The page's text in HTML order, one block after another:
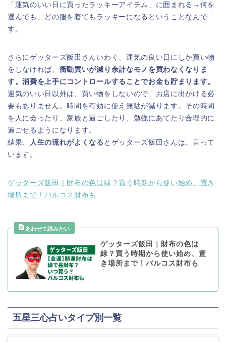
「運気のいい日に買ったラッキーアイテム」に囲まれる→何を
選んでも、どの服を着てもラッキーになるということなんで
す。
さらにゲッターズ飯田さんいわく、運気の良い日にしか買い物
をしなければ、 衝動買いが減り余計なモノを買わなくなりま
す。消費を上手にコントロールすることでお金も貯まります。
運気のいい日以外は、買い物をしないので、お店に出かける必
要もありません。時間を有効に使え無駄が減ります。その時間
を人に会ったり、家族と過ごしたり、勉強にあてたり合理的に
過ごせるようになります。
結果、
人生の流れがよくなる とゲッターズ飯田さんは、言って
います。
ゲッターズ飯田｜財布の色は緑？買う時期から使い始め、置き
場所まで！バルコス財布も
ゲッターズ飯田｜財布の色は
緑？買う時期から使い始め、置
き場所まで！バルコス財布も
五星三心占いタイプ別一覧